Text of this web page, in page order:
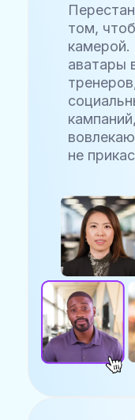
том,
аватары
не